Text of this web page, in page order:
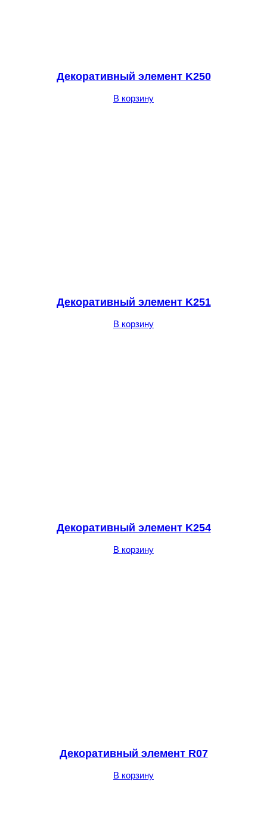
Декоративный элемент K250
В корзину
Декоративный элемент K251
В корзину
Декоративный элемент K254
В корзину
Декоративный элемент R07
В корзину